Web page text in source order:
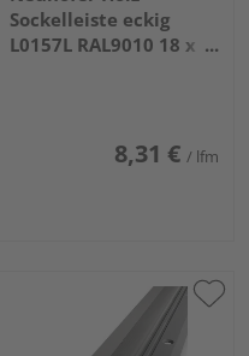
Sockelleiste eckig
L0157L RAL9010 18 x
8,31 € / lfm